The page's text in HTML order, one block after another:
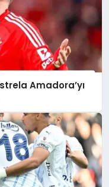
Amadora’yı